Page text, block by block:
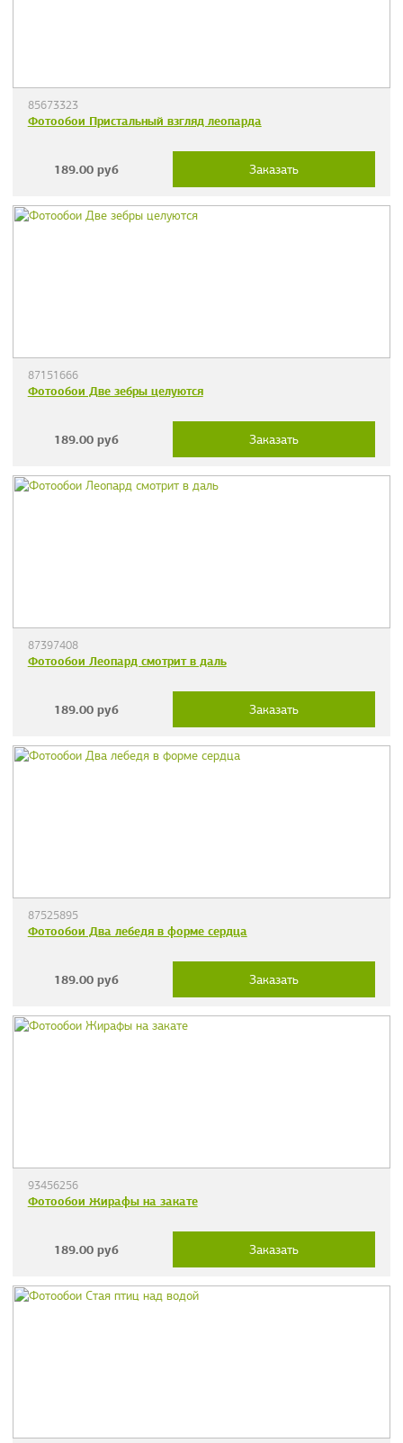
85673323
Фотообои Пристальный взгляд леопарда
189.00 руб Заказать
87151666
Фотообои Две зебры целуются
189.00 руб Заказать
87397408
Фотообои Леопард смотрит в даль
189.00 руб Заказать
87525895
Фотообои Два лебедя в форме сердца
189.00 руб Заказать
93456256
Фотообои Жирафы на закате
189.00 руб Заказать